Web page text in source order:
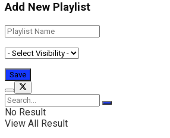
Add New Playlist
No Result
View All Result